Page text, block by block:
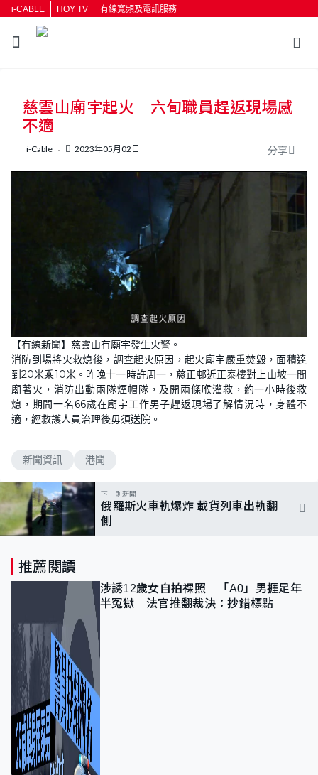
i-CABLE HOY TV 有線寬頻及電訊服務
按輸入鍵開始搜尋
慈雲山廟宇起火 六旬職員趕返現場感
不適
i-Cable 2023年05月02日 分享
【有線新聞】慈雲山有廟宇發生火警。
消防到場將火救熄後，調查起火原因，起火廟宇嚴重焚毀，面積達
到20米乘10米。昨晚十一時許周一，慈正邨近正泰樓對上山坡一間
廟著火，消防出動兩隊煙帽隊，及開兩條喉灌救，約一小時後救
熄，期間一名66歲在廟宇工作男子趕返現場了解情況時，身體不
適，經救護人員治理後毋須送院。
新聞資訊 港聞
下一則新聞
俄羅斯火車軌爆炸 載貨列車出軌翻
側
推薦閱讀
涉誘12歲女自拍祼照 「A0」男捱足年
半冤獄 法官推翻裁決：抄錯標點